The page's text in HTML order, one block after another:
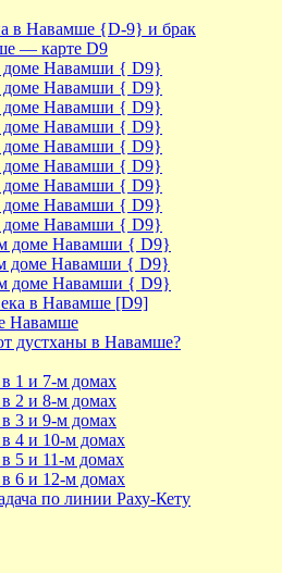
в Навамше {D-9} и брак
— карте D9
доме Навамши { D9}
доме Навамши { D9}
доме Навамши { D9}
доме Навамши { D9}
доме Навамши { D9}
доме Навамши { D9}
доме Навамши { D9}
доме Навамши { D9}
доме Навамши { D9}
доме Навамши { D9}
доме Навамши { D9}
доме Навамши { D9}
в Навамше [D9]
Навамше
дустханы в Навамше?
1 и 7-м домах
2 и 8-м домах
3 и 9-м домах
4 и 10-м домах
5 и 11-м домах
6 и 12-м домах
по линии Раху-Кету